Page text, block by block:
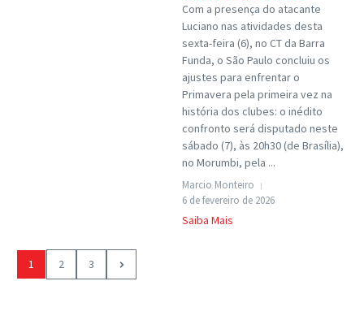
Com a presença do atacante
Luciano nas atividades desta
sexta-feira (6), no CT da Barra
Funda, o São Paulo concluiu os
ajustes para enfrentar o
Primavera pela primeira vez na
história dos clubes: o inédito
confronto será disputado neste
sábado (7), às 20h30 (de Brasília),
no Morumbi, pela ...
Marcio Monteiro
6 de fevereiro de 2026
Saiba Mais
1 2 3